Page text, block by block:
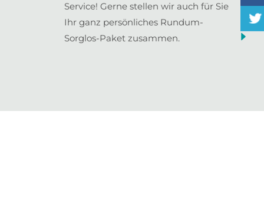
Service! Gerne stellen wir auch für Sie
Ihr ganz persönliches Rundum-
Sorglos-Paket zusammen.